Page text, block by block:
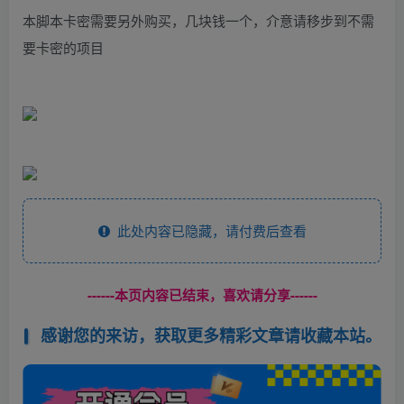
本脚本卡密需要另外购买，几块钱一个，介意请移步到不需
要卡密的项目
此处内容已隐藏，请付费后查看
------本页内容已结束，喜欢请分享------
感谢您的来访，获取更多精彩文章请收藏本站。